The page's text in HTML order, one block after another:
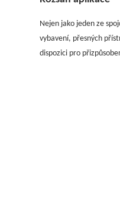
Nejen jako jeden ze
vybavení, přesných
dispozici pro